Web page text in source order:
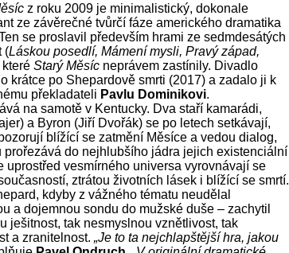
z roku 2009 je minimalistický, dokonale
ze závěrečné tvůrčí fáze amerického dramatika
se proslavil především hrami ze sedmdesátých
(Láskou posedlí, Mámení mysli, Pravý západ,
Starý Měsíc neprávem zastínily. Divadlo
krátce po Shepardově smrti (2017) a zadalo ji k
překladateli Pavlu Dominikovi.
na samotě v Kentucky. Dva staří kamarádi,
a Byron (Jiří Dvořák) se po letech setkávají,
blížící se zatmění Měsíce a vedou dialog,
prořezává do nejhlubšího jádra jejich existenciální
uprostřed vesmírného universa vyrovnávají se
ztrátou životních lásek i blížící se smrtí.
kdyby z vážného tématu neudělal
a dojemnou sondu do mužské duše – zachytil
ješitnost, tak nesmyslnou vznětlivost, tak
a zranitelnost. „Je to ta nejchlapštější hra, jakou